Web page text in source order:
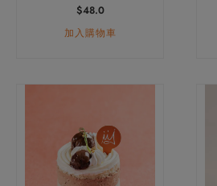
$48.0
加入購物車